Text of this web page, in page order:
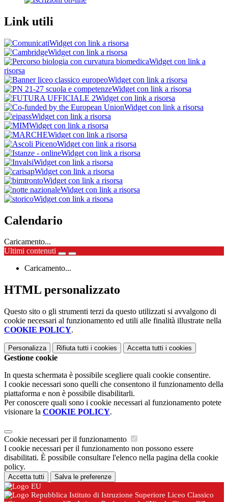
Link utili
Widget con link a risorsa
Widget con link a risorsa
Widget con link a
risorsa
Widget con link a risorsa
Widget con link a risorsa
Widget con link a risorsa
Widget con link a risorsa
Widget con link a risorsa
Widget con link a risorsa
Widget con link a risorsa
Widget con link a risorsa
Widget con link a risorsa
Widget con link a risorsa
Widget con link a risorsa
Widget con link a risorsa
Widget con link a risorsa
Widget con link a risorsa
Calendario
Caricamento...
Ultimi contenuti
Caricamento...
HTML personalizzato
Questo sito o gli strumenti terzi da questo utilizzati si avvalgono di
cookie necessari al funzionamento ed utili alle finalità illustrate nella
COOKIE POLICY.
Personalizza Rifiuta tutti i cookies Accetta tutti i cookies
Gestione cookie
In questa schermata è possibile scegliere quali cookie consentire.
I cookie necessari sono quelli che consentono il funzionamento della
piattaforma e non è possibile disabilitarli.
Per conoscere quali sono i cookie necessari al funzionamento potete
visionare la COOKIE POLICY.
Cookie necessari per il funzionamento
I cookie necessari per il funzionamento non possono essere
disabilitati. È possibile consultare l'elenco nella pagina della cookie
policy.
Accetta tutti Salva le preferenze
Istituto di Istruzione Superiore Liceo Classico